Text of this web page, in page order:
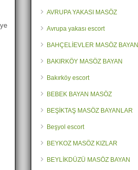
AVRUPA YAKASI MASÖZ
Avrupa yakası escort
BAHÇELİEVLER MASÖZ BAYAN
BAKIRKÖY MASÖZ BAYAN
Bakırköy escort
BEBEK BAYAN MASÖZ
BEŞİKTAŞ MASÖZ BAYANLAR
Beşyol escort
BEYKOZ MASÖZ KIZLAR
BEYLİKDÜZÜ MASÖZ BAYAN